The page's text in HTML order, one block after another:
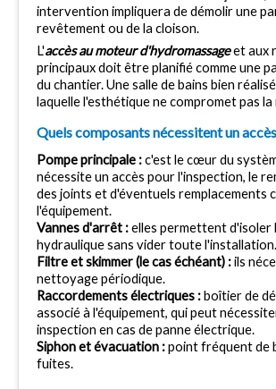
intervention impliquera de démolir une
revêtement ou de la cloison.
L'accès au moteur d'hydromassage et aux
principaux doit être planifié comme une
du chantier. Une salle de bains bien
laquelle l'esthétique ne compromet pas
Quels composants nécessitent un
Pompe principale : c'est le cœur du
nécessite un accès pour l'inspection, le
des joints et d'éventuels remplacements
l'équipement.
Vannes d'arrêt : elles permettent d'isoler
hydraulique sans vider toute l'installation.
Filtre et skimmer (le cas échéant) : ils
nettoyage périodique.
Raccordements électriques : boîtier de
associé à l'équipement, qui peut
inspection en cas de panne électrique.
Siphon et évacuation : point fréquent de
fuites.